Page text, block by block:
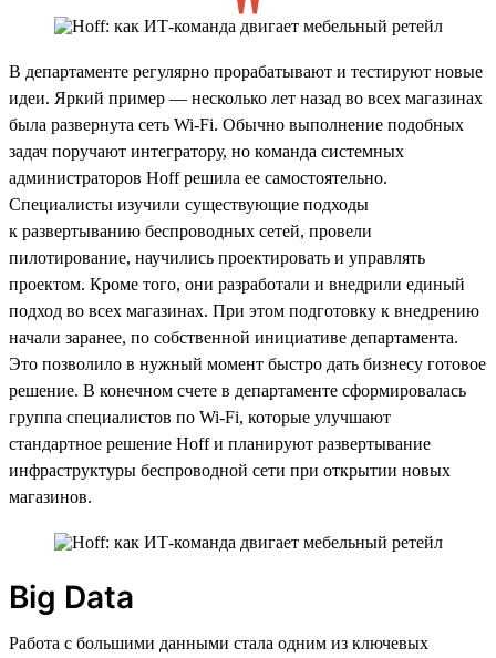
В департаменте регулярно прорабатывают и тестируют новые
идеи. Яркий пример — несколько лет назад во всех магазинах
была развернута сеть Wi-Fi. Обычно выполнение подобных
задач поручают интегратору, но команда системных
администраторов Hoff решила ее самостоятельно.
Специалисты изучили существующие подходы
к развертыванию беспроводных сетей, провели
пилотирование, научились проектировать и управлять
проектом. Кроме того, они разработали и внедрили единый
подход во всех магазинах. При этом подготовку к внедрению
начали заранее, по собственной инициативе департамента.
Это позволило в нужный момент быстро дать бизнесу готовое
решение. В конечном счете в департаменте сформировалась
группа специалистов по Wi-Fi, которые улучшают
стандартное решение Hoff и планируют развертывание
инфраструктуры беспроводной сети при открытии новых
магазинов.
Big Data
Работа с большими данными стала одним из ключевых